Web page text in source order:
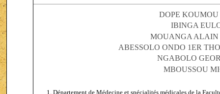
DOPE
IBINGA
MOUANGA
ABESSOLO ONDO 1ER
NGABOLO
MBOUSSOU
Département de Médecine et spécialités médicales de la